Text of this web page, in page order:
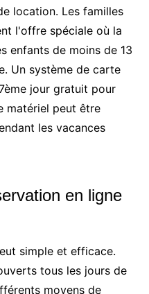
location. Les familles
l'offre spéciale où la
enfants de moins de 13
Un système de carte
jour gratuit pour
matériel peut être
les vacances
en ligne
simple et efficace.
tous les jours de
moyens de